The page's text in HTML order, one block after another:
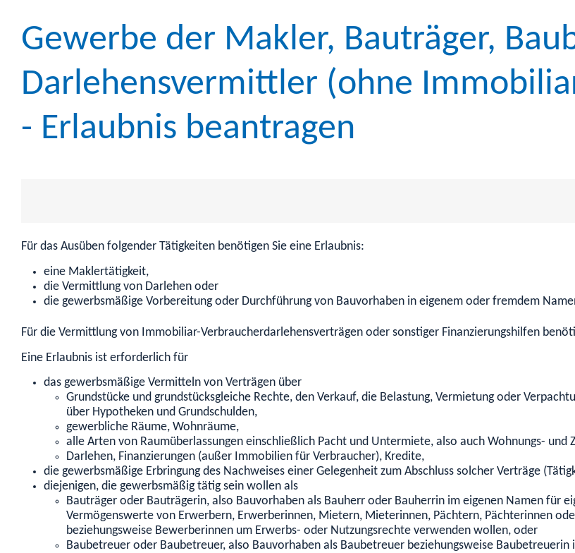
Gewerbe der Makler, Bauträger,
Darlehensvermittler (ohne
- Erlaubnis beantragen
Für das Ausüben folgender Tätigkeiten benötigen Sie eine Erlaubnis:
eine Maklertätigkeit,
die Vermittlung von Darlehen oder
die gewerbsmäßige Vorbereitung oder Durchführung von Bauvorhaben in eigenem oder fremdem
Für die Vermittlung von Immobiliar-Verbraucherdarlehensverträgen oder sonstiger Finanzierungshilfen
Eine Erlaubnis ist erforderlich für
das gewerbsmäßige Vermitteln von Verträgen über
Grundstücke und grundstücksgleiche Rechte, den Verkauf, die Belastung, Vermietung oder
über Hypotheken und Grundschulden,
gewerbliche Räume, Wohnräume,
alle Arten von Raumüberlassungen einschließlich Pacht und Untermiete, also auch Wohnungs- und
Darlehen, Finanzierungen (außer Immobilien für Verbraucher), Kredite,
die gewerbsmäßige Erbringung des Nachweises einer Gelegenheit zum Abschluss solcher Verträge
diejenigen, die gewerbsmäßig tätig sein wollen als
Bauträger oder Bauträgerin, also Bauvorhaben als Bauherr oder Bauherrin im eigenen Namen für
Vermögenswerte von Erwerbern, Erwerberinnen, Mietern, Mieterinnen, Pächtern, Pächterinnen
beziehungsweise Bewerberinnen um Erwerbs- oder Nutzungsrechte verwenden wollen, oder
Baubetreuer oder Baubetreuer, also Bauvorhaben als Baubetreuer beziehungsweise